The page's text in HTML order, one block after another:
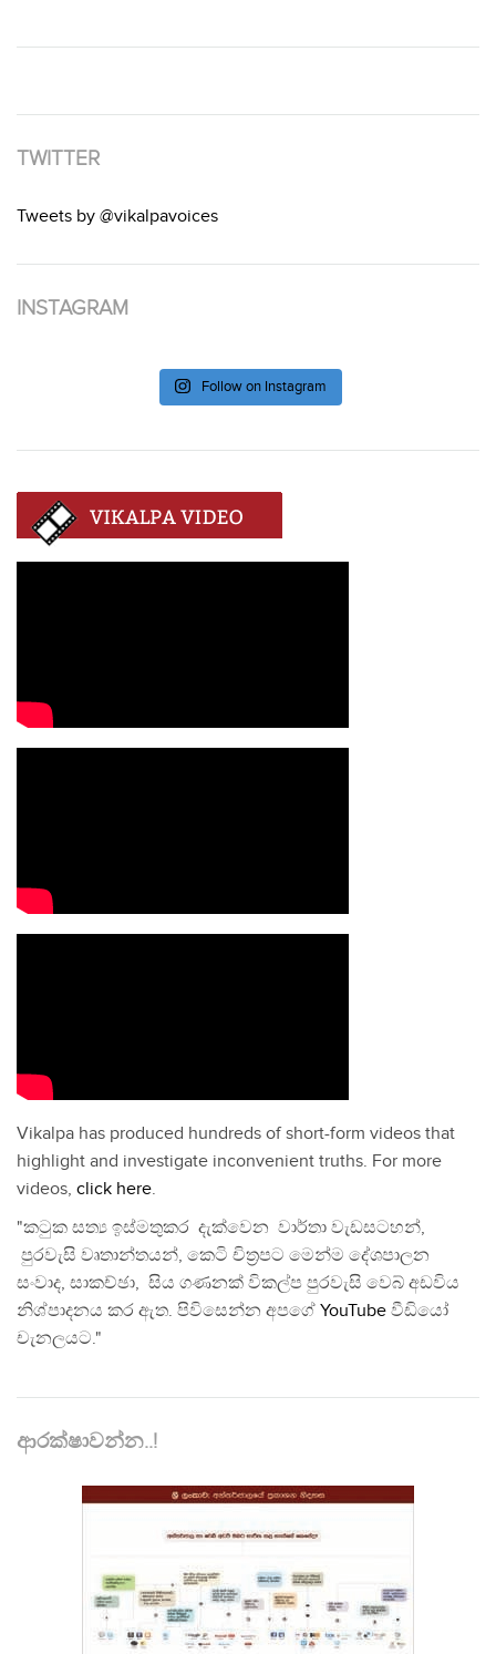
TWITTER
Tweets by @vikalpavoices
INSTAGRAM
Follow on Instagram
Vikalpa has produced hundreds of short-form videos that
highlight and investigate inconvenient truths. For more
videos, click here.
"කටුක සත්‍ය ඉස්මතුකර දැක්වෙන වාර්තා වැඩසටහන්,
පුරවැසි වෘතාන්තයන්, කෙටි චිත්‍රපට මෙන්ම දේශපාලන
සංවාද, සාකච්ඡා, සිය ගණනක් විකල්ප පුරවැසි වෙබ් අඩවිය
නිශ්පාදනය කර ඇත. පිවිසෙන්න අපගේ YouTube වීඩියෝ
චැනලයට."
ආරක්ෂාවන්න..!